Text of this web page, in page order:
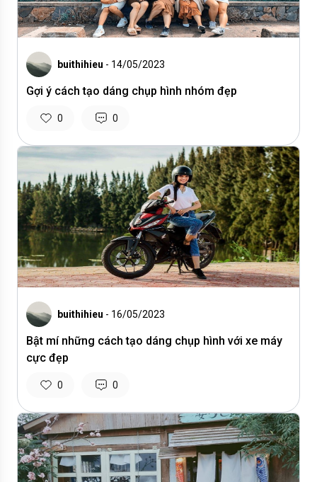
buithihieu - 14/05/2023
Gợi ý cách tạo dáng chụp hình nhóm đẹp
0 0
buithihieu - 16/05/2023
Bật mí những cách tạo dáng chụp hình với xe máy
cực đẹp
0 0